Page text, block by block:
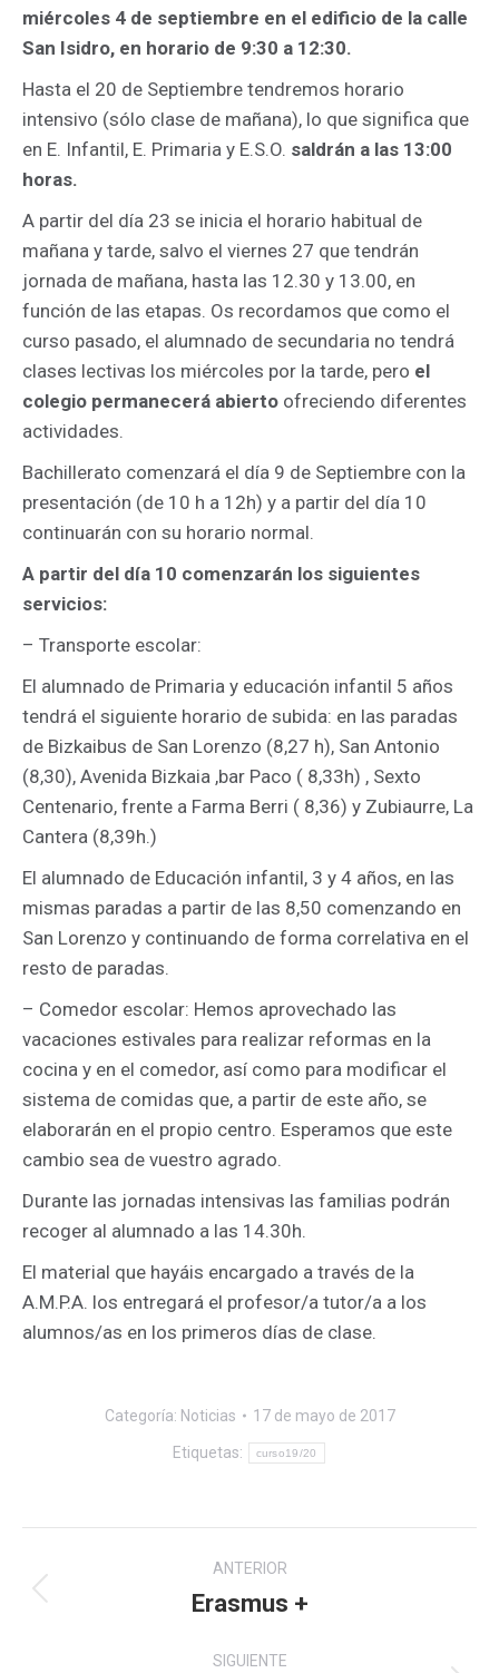
miércoles 4 de septiembre en el edificio de la calle
San Isidro, en horario de 9:30 a 12:30.
Hasta el 20 de Septiembre tendremos horario
intensivo (sólo clase de mañana), lo que significa que
en E. Infantil, E. Primaria y E.S.O. saldrán a las 13:00
horas.
A partir del día 23 se inicia el horario habitual de
mañana y tarde, salvo el viernes 27 que tendrán
jornada de mañana, hasta las 12.30 y 13.00, en
función de las etapas. Os recordamos que como el
curso pasado, el alumnado de secundaria no tendrá
clases lectivas los miércoles por la tarde, pero el
colegio permanecerá abierto ofreciendo diferentes
actividades.
Bachillerato comenzará el día 9 de Septiembre con la
presentación (de 10 h a 12h) y a partir del día 10
continuarán con su horario normal.
A partir del día 10 comenzarán los siguientes
servicios:
– Transporte escolar:
El alumnado de Primaria y educación infantil 5 años
tendrá el siguiente horario de subida: en las paradas
de Bizkaibus de San Lorenzo (8,27 h), San Antonio
(8,30), Avenida Bizkaia ,bar Paco ( 8,33h) , Sexto
Centenario, frente a Farma Berri ( 8,36) y Zubiaurre, La
Cantera (8,39h.)
El alumnado de Educación infantil, 3 y 4 años, en las
mismas paradas a partir de las 8,50 comenzando en
San Lorenzo y continuando de forma correlativa en el
resto de paradas.
– Comedor escolar: Hemos aprovechado las
vacaciones estivales para realizar reformas en la
cocina y en el comedor, así como para modificar el
sistema de comidas que, a partir de este año, se
elaborarán en el propio centro. Esperamos que este
cambio sea de vuestro agrado.
Durante las jornadas intensivas las familias podrán
recoger al alumnado a las 14.30h.
El material que hayáis encargado a través de la
A.M.P.A. los entregará el profesor/a tutor/a a los
alumnos/as en los primeros días de clase.
Categoría: Noticias 17 de mayo de 2017
Etiquetas: curso19/20
Navegación
entre
publicaciones
ANTERIOR
Publicación
Erasmus +
SIGUIENTE